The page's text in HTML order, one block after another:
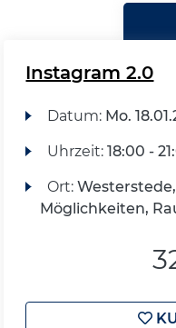
Instagram 2.0
Datum: Mo.
Uhrzeit: 18:00 -
Ort:
Möglichkeiten,